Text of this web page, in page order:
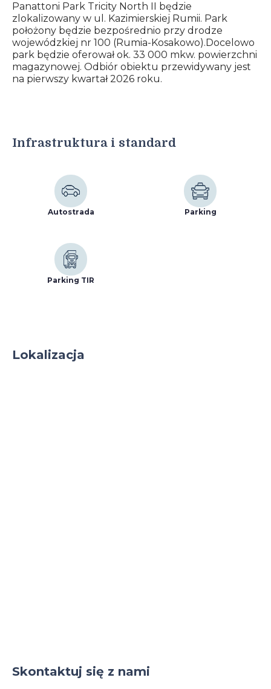
Panattoni Park Tricity North II będzie
zlokalizowany w ul. Kazimierskiej Rumii. Park
położony będzie bezpośrednio przy drodze
wojewódzkiej nr 100 (Rumia-Kosakowo).Docelowo
park będzie oferował ok. 33 000 mkw. powierzchni
magazynowej. Odbiór obiektu przewidywany jest
na pierwszy kwartał 2026 roku.
Infrastruktura i standard
Autostrada Parking
Parking TIR
Lokalizacja
Skontaktuj się z nami